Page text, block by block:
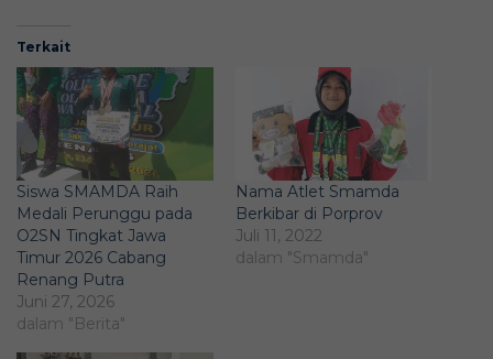
Terkait
Siswa SMAMDA Raih
Medali Perunggu pada
O2SN Tingkat Jawa
Timur 2026 Cabang
Renang Putra
Juni 27, 2026
dalam "Berita"
Nama Atlet Smamda
Berkibar di Porprov
Juli 11, 2022
dalam "Smamda"